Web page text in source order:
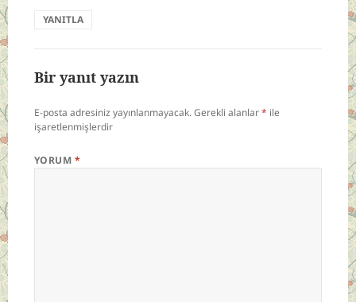
YANITLA
Bir yanıt yazın
E-posta adresiniz yayınlanmayacak.Gerekli alanlar* ile
işaretlenmişlerdir
YORUM *